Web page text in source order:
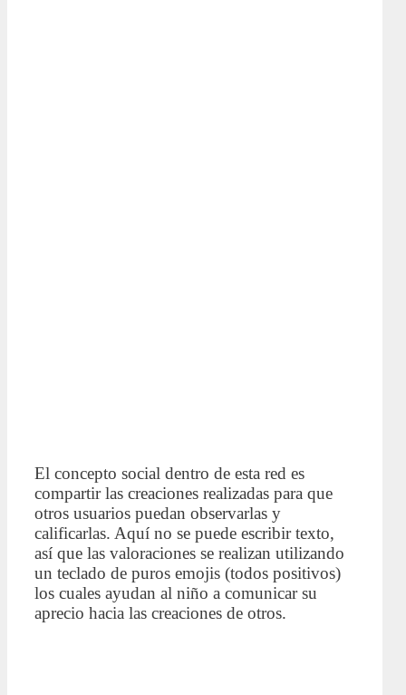
El concepto social dentro de esta red es
compartir las creaciones realizadas para que
otros usuarios puedan observarlas y
calificarlas. Aquí no se puede escribir texto,
así que las valoraciones se realizan utilizando
un teclado de puros emojis (todos positivos)
los cuales ayudan al niño a comunicar su
aprecio hacia las creaciones de otros.